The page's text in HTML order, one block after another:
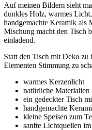
Auf meinen Bildern sieht
dunkles Holz, warmes
handgemachte Keramik als
Mischung macht den Tisch
einladend.
Statt den Tisch mit Deko
Elementen Stimmung zu
warmes Kerzenlicht
natürliche Materialien
ein gedeckter Tisch
handgemachte
kleine Speisen zum
sanfte Lichtquellen